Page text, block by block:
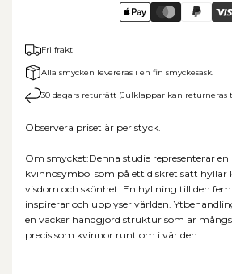
Fri frakt
Alla smycken levereras i en fin smyckesask.
30 dagars returrätt (Julklappar kan returneras
Observera priset är per styck.
Om smycket:Denna studie representerar
kvinnosymbol som på ett diskret sätt hyllar
visdom och skönhet. En hyllning till den
inspirerar och upplyser världen.
en vacker handgjord struktur som är
precis som kvinnor runt om i världen.